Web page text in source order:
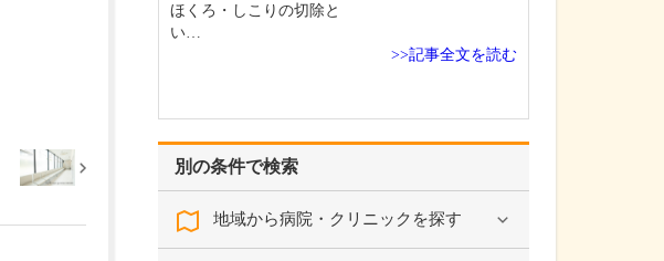
別の条件で検索
地域から病院・クリニックを探す
ほくろ・しこりの切除と
い…
>>記事全文を読む